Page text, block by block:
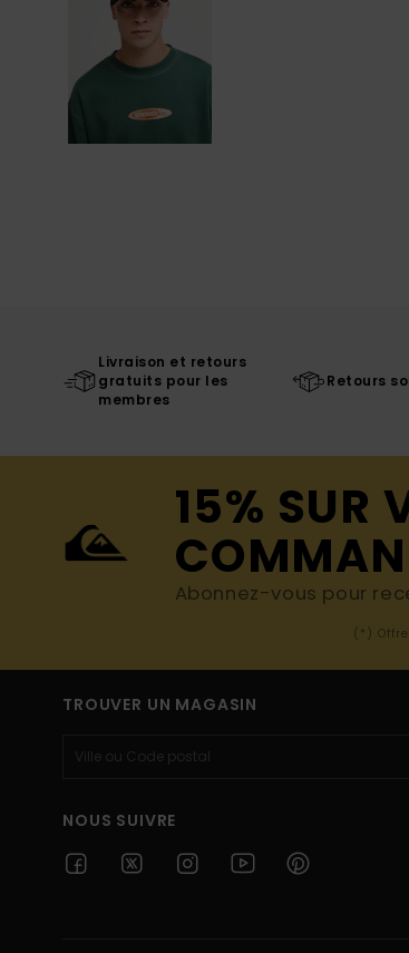
Livraison et retours
gratuits pour les
membres
Retours
15% SUR
Abonnez-vous pour
(*)
TROUVER UN MAGASIN
NOUS SUIVRE